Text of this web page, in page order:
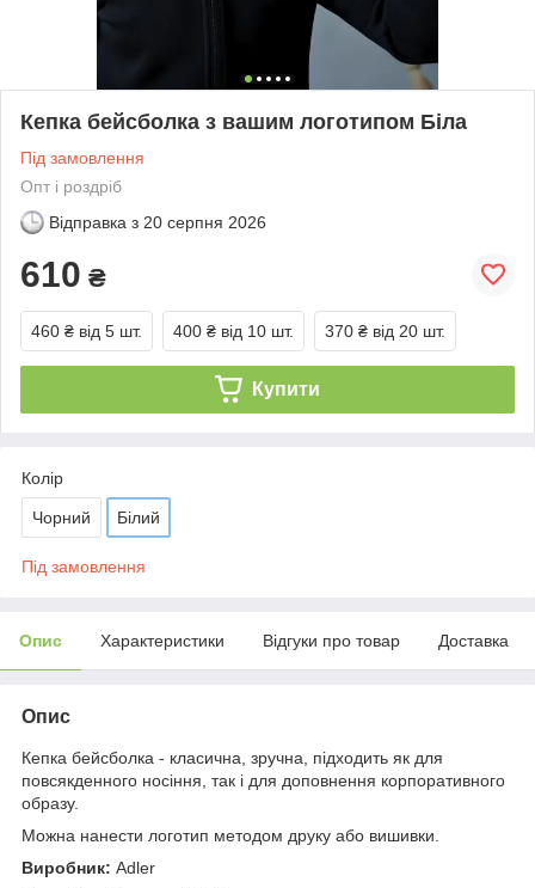
Кепка бейсболка з вашим логотипом Біла
Під замовлення
Опт і роздріб
Відправка з 20 серпня 2026
610 ₴
460 ₴ від 5 шт. 400 ₴ від 10 шт. 370 ₴ від 20 шт.
Купити
Колір
Чорний Білий
Під замовлення
Опис Характеристики Відгуки про товар Доставка
Опис
Кепка бейсболка - класична, зручна, підходить як для
повсякденного носіння, так і для доповнення корпоративного
образу.
Можна нанести логотип методом друку або вишивки.
Виробник: Adler